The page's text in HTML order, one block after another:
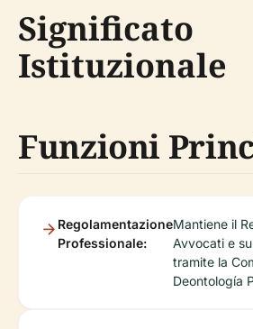
Significato
Istituzionale
Funzioni
Regolamentazione
Professionale:
Mantiene il
Avvocati e
tramite la
Deontología